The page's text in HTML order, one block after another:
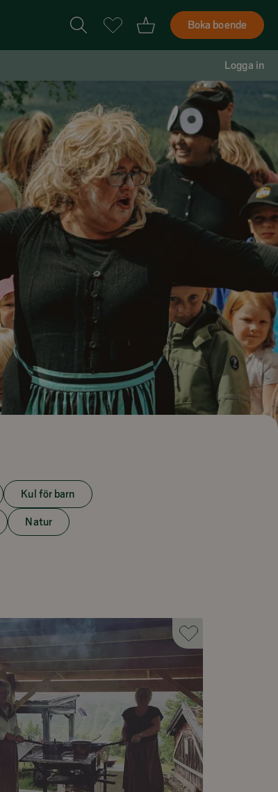
Boka boende
Logga in
Kul för barn
Natur